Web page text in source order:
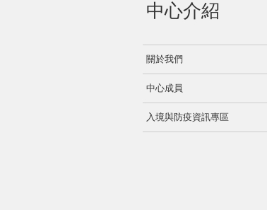
中心介紹
關於我們
中心成員
入境與防疫資訊專區